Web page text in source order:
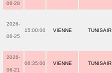
06-28
2026-
06-25
15:00:00 VIENNE TUNISAIR
2026-
06-21
06:35:00 VIENNE TUNISAIR